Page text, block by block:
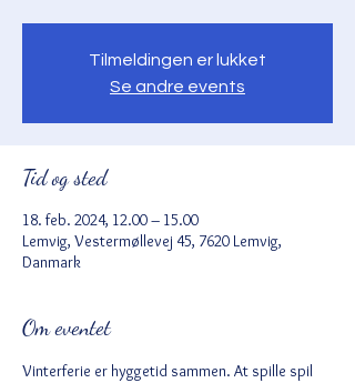
Tilmeldingen er lukket
Se andre events
Tid og sted
18. feb. 2024, 12.00 – 15.00
Lemvig, Vestermøllevej 45, 7620 Lemvig,
Danmark
Om eventet
Vinterferie er hyggetid sammen. At spille spil